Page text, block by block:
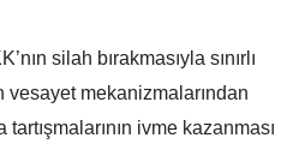
silah bırakmasıyla sınırlı
mekanizmalarından
tartışmalarının ivme kazanması